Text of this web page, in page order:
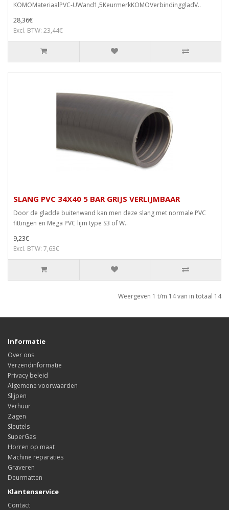
KOMOMateriaalPVC-UWand1,5KeurmerkKOMOVerbindinggladV..
28,36€
Excl. BTW: 23,44€
SLANG PVC 34X40 5 BAR GRIJS VERLIJMBAAR
Door de gladde buitenwand kan men deze slang met normale PVC
fittingen en Mega PVC lijm type S3 of W..
9,23€
Excl. BTW: 7,63€
Weergeven 1 t/m 14 van in totaal 14
Informatie
Over ons
Verzendinformatie
Privacy beleid
Algemene voorwaarden
Slijpen
Verhuur
Zagen
Sleutels
SuperGas
Horren op maat
Machine reparaties
Graveren
Deurmatten
Klantenservice
Contact